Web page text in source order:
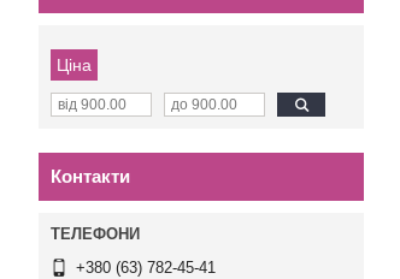
Ціна
Контакти
+380 (63) 782-45-41